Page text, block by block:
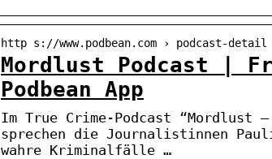
http s://www.podbean.com › podcast-
Mordlust Podcast |
Podbean App
Im True Crime-Podcast “Mordlust
sprechen die Journalistinnen
wahre Kriminalfälle …